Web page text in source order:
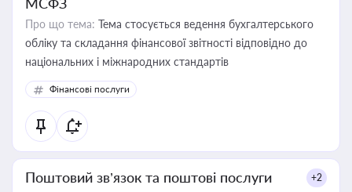
Про що тема: Тема стосується ведення бухгалтерського
обліку та складання фінансової звітності відповідно до
національних і міжнародних стандартів
Фінансові послуги
Поштовий зв’язок та поштові послуги +2